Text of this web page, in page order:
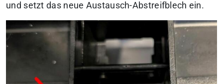
und setzt das neue Austausch-Abstreifblech ein.